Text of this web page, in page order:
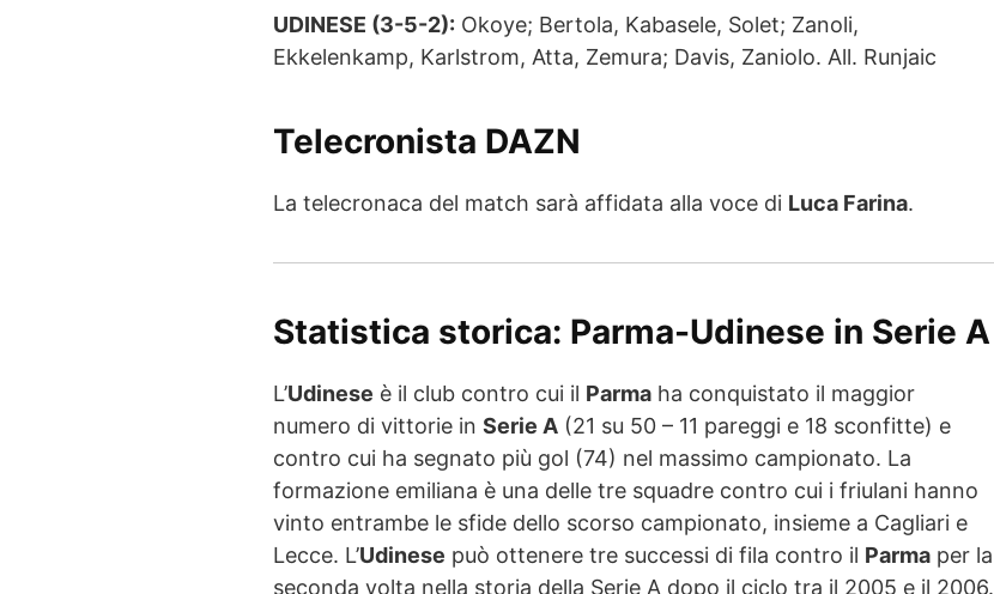
UDINESE (3-5-2): Okoye; Bertola, Kabasele, Solet; Zanoli,
Ekkelenkamp, Karlstrom, Atta, Zemura; Davis, Zaniolo. All. Runjaic
Telecronista DAZN
La telecronaca del match sarà affidata alla voce di Luca Farina.
Statistica storica: Parma-Udinese in Serie A
L’Udinese è il club contro cui il Parma ha conquistato il maggior
numero di vittorie in Serie A (21 su 50 – 11 pareggi e 18 sconfitte) e
contro cui ha segnato più gol (74) nel massimo campionato. La
formazione emiliana è una delle tre squadre contro cui i friulani hanno
vinto entrambe le sfide dello scorso campionato, insieme a Cagliari e
Lecce. L’Udinese può ottenere tre successi di fila contro il Parma per la
seconda volta nella storia della Serie A dopo il ciclo tra il 2005 e il 2006.